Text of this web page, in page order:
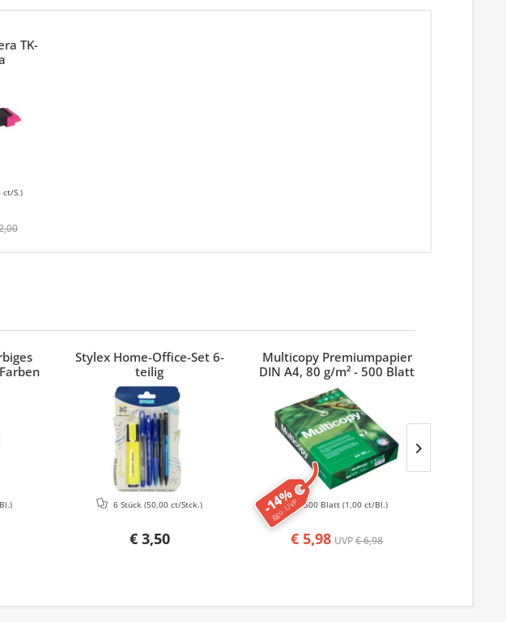
TK-
ct/S.)
Stylex Home-Office-Set 6-
teilig
€ 3,50
6 Stück(50,00 ct/Stck.) -14%
ggü. UVP
Multicopy Premiumpapier
DIN A4, 80 g/m² - 500 Blatt
€ 5,98 UVP€ 6,98
500 Blatt (1,00 ct/Bl.)